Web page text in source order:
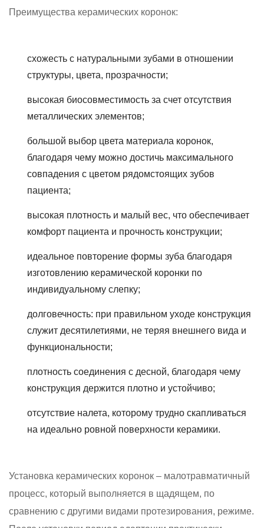
Преимущества керамических коронок:
схожесть с натуральными зубами в отношении
структуры, цвета, прозрачности;
высокая биосовместимость за счет отсутствия
металлических элементов;
большой выбор цвета материала коронок,
благодаря чему можно достичь максимального
совпадения с цветом рядомстоящих зубов
пациента;
высокая плотность и малый вес, что обеспечивает
комфорт пациента и прочность конструкции;
идеальное повторение формы зуба благодаря
изготовлению керамической коронки по
индивидуальному слепку;
долговечность: при правильном уходе конструкция
служит десятилетиями, не теряя внешнего вида и
функциональности;
плотность соединения с десной, благодаря чему
конструкция держится плотно и устойчиво;
отсутствие налета, которому трудно скапливаться
на идеально ровной поверхности керамики.
Установка керамических коронок – малотравматичный
процесс, который выполняется в щадящем, по
сравнению с другими видами протезирования, режиме.